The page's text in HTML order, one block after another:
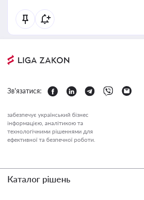
Зв'язатися:
забезпечує український бізнес
інформацією, аналітикою та
технологічними рішеннями для
ефективної та безпечної роботи.
Каталог рішень